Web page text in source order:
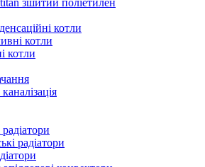
зшитий поліетилен
котли
котли
котли
радіатори
радіатори